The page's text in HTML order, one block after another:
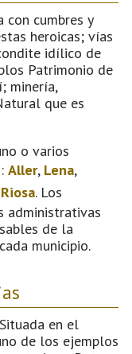
con cumbres y
heroicas; vías
idílico de
Patrimonio de
minería,
que es
o varios
Aller, Lena,
Riosa. Los
administrativas
de la
municipio.
en el
de los ejemplos